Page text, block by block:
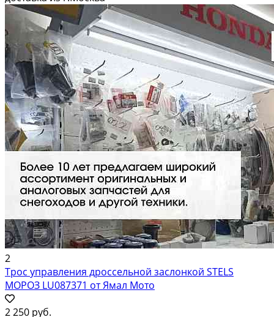
2
Трос управления дроссельной заслонкой STELS
МОРОЗ LU087371 от Ямал Мото
2 250 руб.